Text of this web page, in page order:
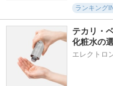
ランキング
テカリ・
化粧水の
エレクトロ